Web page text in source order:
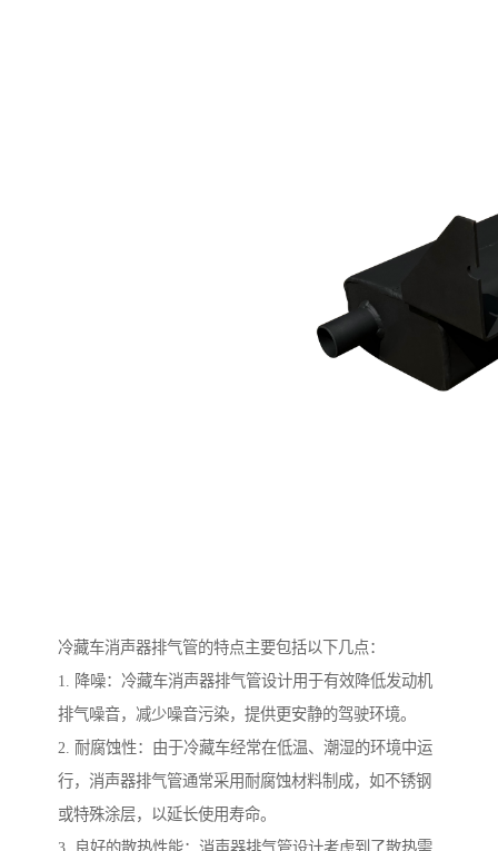
冷藏车消声器排气管的特点主要包括以下几点：
1. 降噪：冷藏车消声器排气管设计用于有效降低发动机
排气噪音，减少噪音污染，提供更安静的驾驶环境。
2. 耐腐蚀性：由于冷藏车经常在低温、潮湿的环境中运
行，消声器排气管通常采用耐腐蚀材料制成，如不锈钢
或特殊涂层，以延长使用寿命。